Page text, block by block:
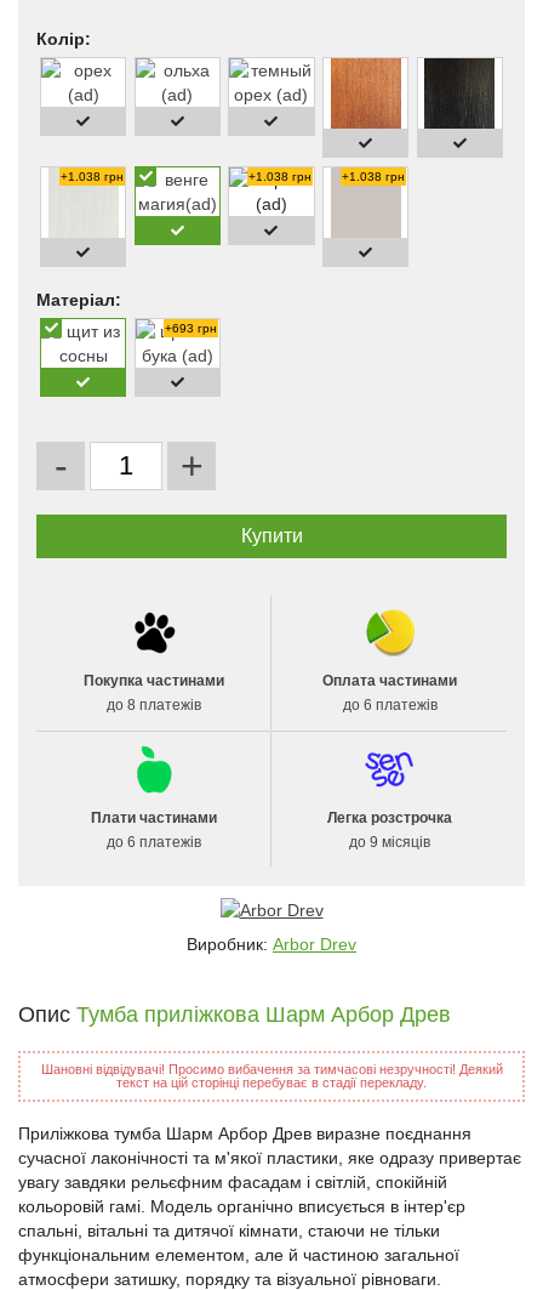
Колір:
+1.038 грн +1.038 грн +1.038 грн
Матеріал:
+693 грн
- +
Покупка частинами
до 8 платежів
Оплата частинами
до 6 платежів
Плати частинами
до 6 платежів
Легка розстрочка
до 9 місяців
Виробник: Arbor Drev
Опис Тумба приліжкова Шарм Арбор Древ
Шановні відвідувачі! Просимо вибачення за тимчасові незручності! Деякий
текст на цій сторінці перебуває в стадії перекладу.
Приліжкова тумба Шарм Арбор Древ виразне поєднання
сучасної лаконічності та м'якої пластики, яке одразу привертає
увагу завдяки рельєфним фасадам і світлій, спокійній
кольоровій гамі. Модель органічно вписується в інтер'єр
спальні, вітальні та дитячої кімнати, стаючи не тільки
функціональним елементом, але й частиною загальної
атмосфери затишку, порядку та візуальної рівноваги.